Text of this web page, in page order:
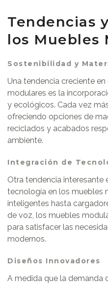
Tendencias
los Muebles
Sostenibilidad y
Una tendencia creciente
modulares es la
y ecológicos. Cada vez
ofreciendo opciones de
reciclados y acabados
ambiente.
Integración de
Otra tendencia interesante
tecnología en los muebles
inteligentes hasta
de voz, los muebles
para satisfacer las
modernos.
Diseños Innovadores
A medida que la demanda